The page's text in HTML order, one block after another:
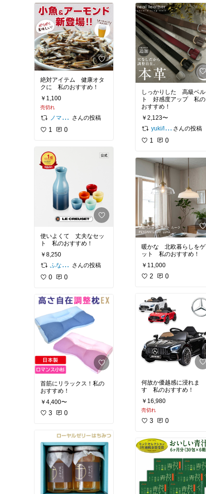
絶対アイテム 健康オタ
クに 私のおすすめ！
￥1,100
売切れ
ノマドライフ☆感謝☆ さんの投稿
1 0
使いよくて 丈夫なセッ
ト 私のおすすめ！
￥8,250
ふなっぴ🐥
さんの投稿
0 0
首筋にリラックス！私の
おすすめ！
￥4,400〜
3 0
しっかりした 高級ベル
ト 好感度アップ 私の
おすすめ！
￥2,123〜
yuki/letoile__life
さんの投稿
1 0
暖かな 北欧暮らしをゲ
ット 私のおすすめ！
￥11,000
2 0
何故か優越感に浸れま
す 私のおすすめ！
￥16,980
売切れ
3 0